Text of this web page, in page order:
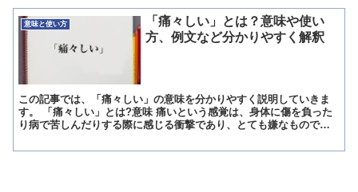
意味と使い方
「痛々しい」とは？意味や使い
方、例文など分かりやすく解釈
この記事では、「痛々しい」の意味を分かりやすく説明していきま
す。 「痛々しい」とは?意味 痛いという感覚は、身体に傷を負った
り病で苦しんだりする際に感じる衝撃であり、とても嫌なもので